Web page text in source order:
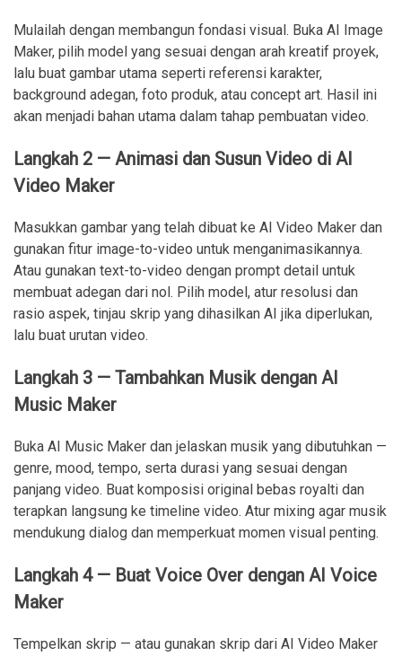
Mulailah dengan membangun fondasi visual. Buka AI Image
Maker, pilih model yang sesuai dengan arah kreatif proyek,
lalu buat gambar utama seperti referensi karakter,
background adegan, foto produk, atau concept art. Hasil ini
akan menjadi bahan utama dalam tahap pembuatan video.
Langkah 2 — Animasi dan Susun Video di AI
Video Maker
Masukkan gambar yang telah dibuat ke AI Video Maker dan
gunakan fitur image-to-video untuk menganimasikannya.
Atau gunakan text-to-video dengan prompt detail untuk
membuat adegan dari nol. Pilih model, atur resolusi dan
rasio aspek, tinjau skrip yang dihasilkan AI jika diperlukan,
lalu buat urutan video.
Langkah 3 — Tambahkan Musik dengan AI
Music Maker
Buka AI Music Maker dan jelaskan musik yang dibutuhkan —
genre, mood, tempo, serta durasi yang sesuai dengan
panjang video. Buat komposisi original bebas royalti dan
terapkan langsung ke timeline video. Atur mixing agar musik
mendukung dialog dan memperkuat momen visual penting.
Langkah 4 — Buat Voice Over dengan AI Voice
Maker
Tempelkan skrip — atau gunakan skrip dari AI Video Maker